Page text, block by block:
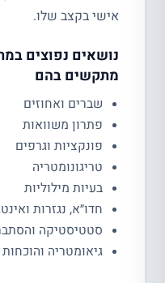
אישי בקצב שלו.
נושאים נפוצים
מתקשים בהם
שברים ואחוזים
פתרון משוואות
פונקציות וגרפים
טריגונומטריה
בעיות מילוליות
חדו״א, נגזרות
סטטיסטיקה
גיאומטריה והוכחות